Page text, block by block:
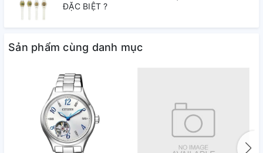
Chống nước:
Lịch ngày
Nơi lắp ráp:
Nhật - Trung Quốc - Thái Lan
ĐẶC BIỆT ?
Sản phẩm cùng danh mục